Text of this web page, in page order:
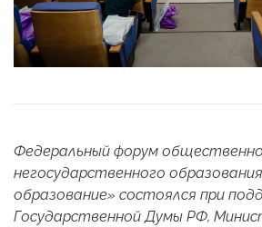
Федеральный форум
негосударственного
образование» состоялся при
Государственной Думы РФ,